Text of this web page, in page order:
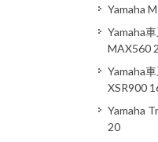
Yamaha
Yamaha
MAX560
Yamaha
XSR900
Yamaha
20